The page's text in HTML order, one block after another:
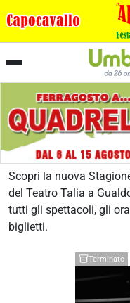
Stagione di
Scopri la nuova
del Teatro Talia a
tutti gli spettacoli, gli
biglietti.
Terminato